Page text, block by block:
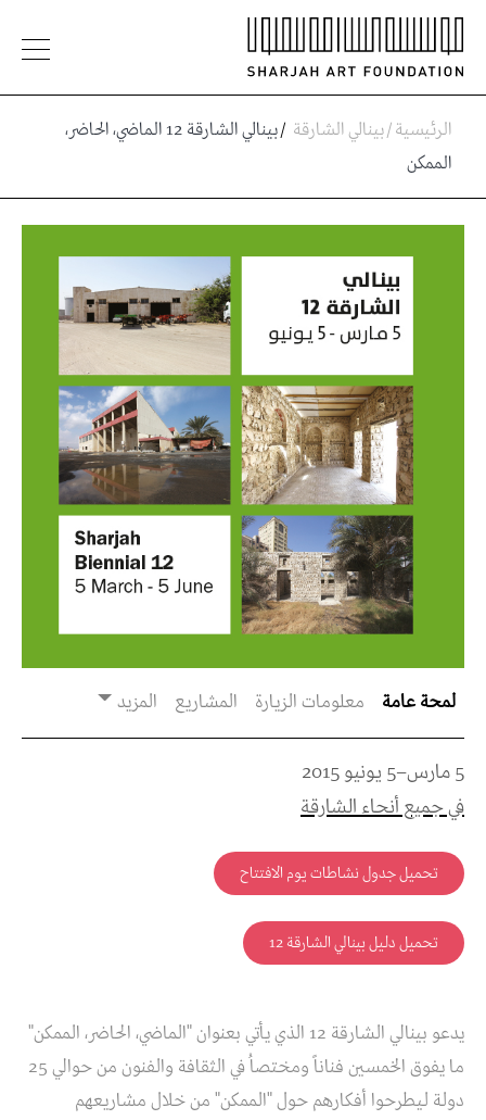
الرئيسية/بينالي الشارقة /
بينالي الشارقة 12 الماضي، الحاضر،
الممكن
لمحة عامة معلومات الزيارة المشاريع المزيد
يدعو بينالي الشارقة 12 الذي يأتي بعنوان "الماضي، الحاضر، الممكن"
ما يفوق الخمسين فناناً ومختصاُ في الثقافة والفنون من حوالي 25
دولة ليطرحوا أفكارهم حول "الممكن" من خلال مشاريعهم
5 مارس–5 يونيو 2015
في جميع أنحاء الشارقة
تحميل جدول نشاطات يوم الافتتاح
تحميل دليل بينالي الشارقة 12